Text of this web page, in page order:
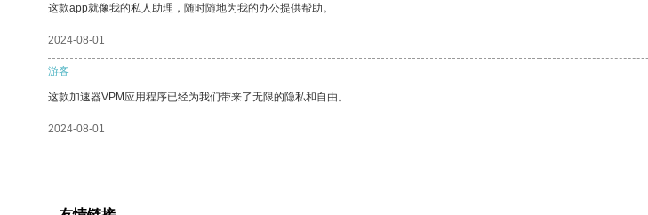
这款app就像我的私人助理，随时随地为我的办公提供帮助。
2024-08-01
游客
这款加速器VPM应用程序已经为我们带来了无限的隐私和自由。
2024-08-01